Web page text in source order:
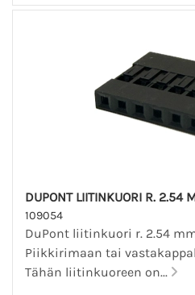
DUPONT LIITINKUORI R. 2.54
109054
DuPont liitinkuori r. 2.54
Piikkirimaan tai
Tähän liitinkuoreen on...